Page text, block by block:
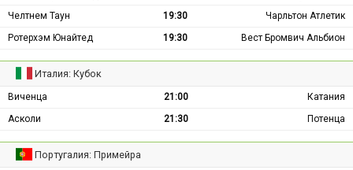
Челтнем Таун
19:30
Чарльтон Атлетик
Ротерхэм Юнайтед
19:30 Вест Бромвич Альбион
Италия: Кубок
Виченца 21:00
Катания
Асколи
21:30 Потенца
Португалия: Примейра